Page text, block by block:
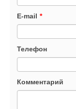
E-mail *
Телефон
Комментарий